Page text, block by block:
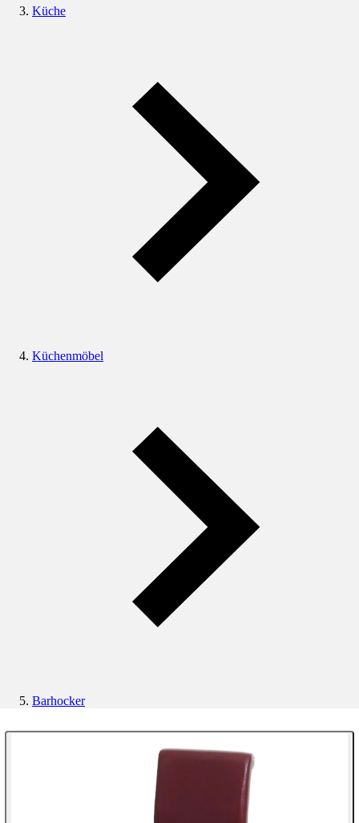
Küche
Küchenmöbel
Barhocker